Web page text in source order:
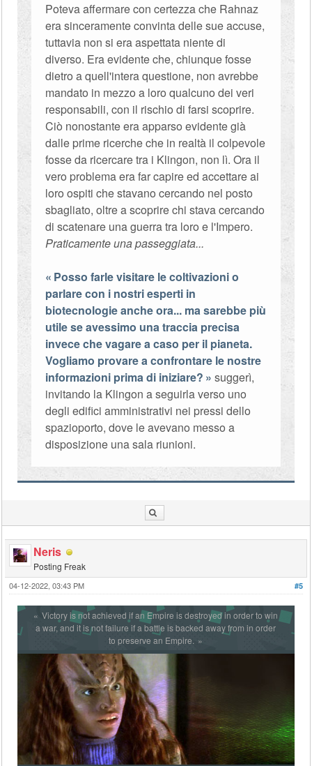
Poteva affermare con certezza che Rahnaz
era sinceramente convinta delle sue accuse,
tuttavia non si era aspettata niente di
diverso. Era evidente che, chiunque fosse
dietro a quell'intera questione, non avrebbe
mandato in mezzo a loro qualcuno dei veri
responsabili, con il rischio di farsi scoprire.
Ciò nonostante era apparso evidente già
dalle prime ricerche che in realtà il colpevole
fosse da ricercare tra i Klingon, non lì. Ora il
vero problema era far capire ed accettare ai
loro ospiti che stavano cercando nel posto
sbagliato, oltre a scoprire chi stava cercando
di scatenare una guerra tra loro e l'Impero.
Praticamente una passeggiata...
Posso farle visitare le coltivazioni o
parlare con i nostri esperti in
biotecnologie anche ora... ma sarebbe più
utile se avessimo una traccia precisa
invece che vagare a caso per il pianeta.
Vogliamo provare a confrontare le nostre
informazioni prima di iniziare?
suggerì,
invitando la Klingon a seguirla verso uno
degli edifici amministrativi nei pressi dello
spazioporto, dove le avevano messo a
disposizione una sala riunioni.
Neris
Posting Freak
#5
04-12-2022, 03:43 PM
Victory is not achieved if an Empire is destroyed in order to win
a war, and it is not failure if a battle is backed away from in order
to preserve an Empire.